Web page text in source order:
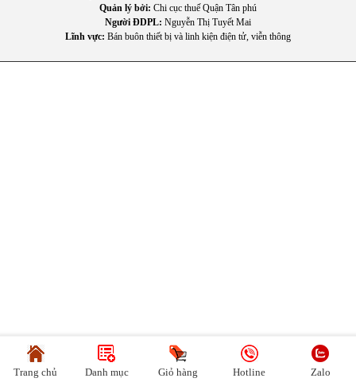
đình, phòng nhỏ hoặc văn phòng nhỏ
Trang chủ Danh mục Giỏ hàng Hotline Zalo
Quản lý bởi: Chi cục thuế Quận Tân phú
Người ĐDPL: Nguyễn Thị Tuyết Mai
Lĩnh vực: Bán buôn thiết bị và linh kiện điện tử, viễn thông